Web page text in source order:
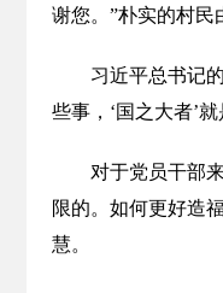
谢您。”朴实的村民
习近平总书记
些事，‘国之大者’
对于党员干部
限的。如何更好造
慧。